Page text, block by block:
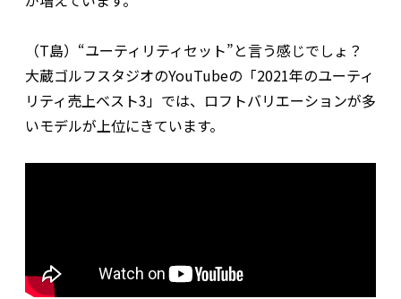
（T島）“ユーティリティセット”と言う感じでしょ？
大蔵ゴルフスタジオのYouTubeの「2021年のユーティ
リティ売上ベスト3」では、ロフトバリエーションが多
いモデルが上位にきています。